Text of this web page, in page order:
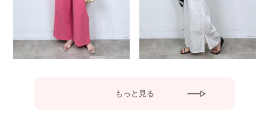
もっと見る